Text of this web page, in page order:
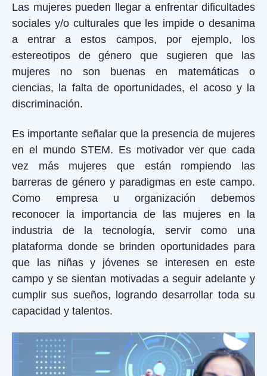
Las mujeres pueden llegar a enfrentar dificultades
sociales y/o culturales que les impide o desanima
a entrar a estos campos, por ejemplo, los
estereotipos de género que sugieren que las
mujeres no son buenas en matemáticas o
ciencias, la falta de oportunidades, el acoso y la
discriminación.
Es importante señalar que la presencia de mujeres
en el mundo STEM. Es motivador ver que cada
vez más mujeres que están rompiendo las
barreras de género y paradigmas en este campo.
Como empresa u organización debemos
reconocer la importancia de las mujeres en la
industria de la tecnología, servir como una
plataforma donde se brinden oportunidades para
que las niñas y jóvenes se interesen en este
campo y se sientan motivadas a seguir adelante y
cumplir sus sueños, logrando desarrollar toda su
capacidad y talentos.